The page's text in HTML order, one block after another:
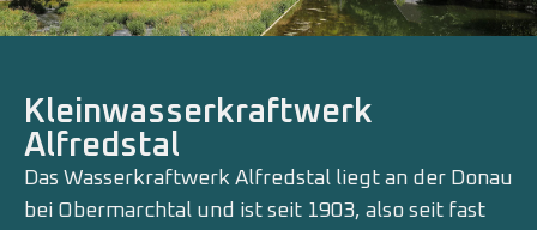
Kleinwasserkraftwerk
Alfredstal
Das Wasserkraftwerk Alfredstal liegt an der Donau
bei Obermarchtal und ist seit 1903, also seit fast